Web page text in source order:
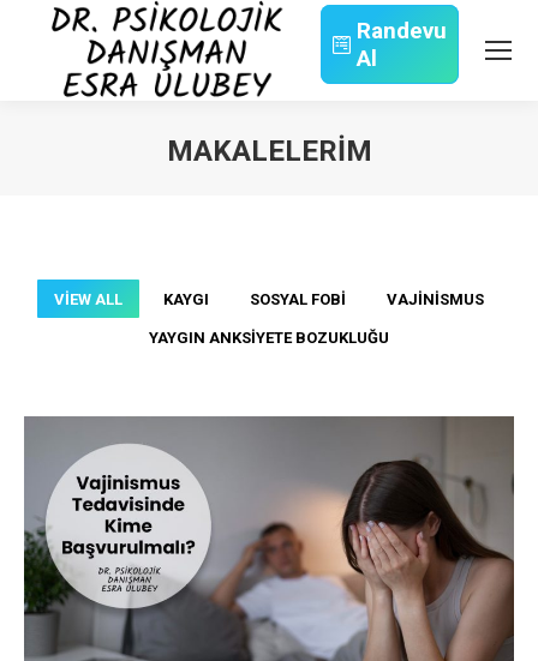
Randevu
Al
MAKALELERIM
VIEW ALL KAYGI SOSYAL FOBI VAJINISMUS
YAYGIN ANKSIYETE BOZUKLUĞU